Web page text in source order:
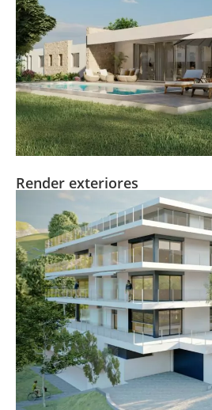
Render exteriores